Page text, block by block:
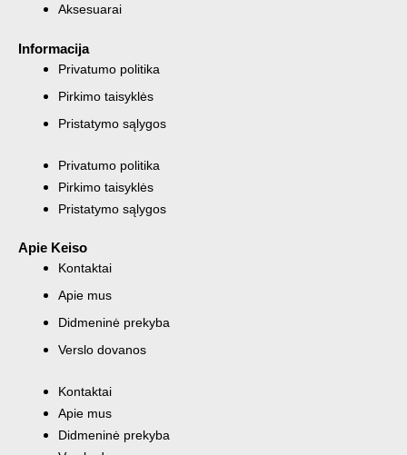
Aksesuarai
Informacija
Privatumo politika
Pirkimo taisyklės
Pristatymo sąlygos
Privatumo politika
Pirkimo taisyklės
Pristatymo sąlygos
Apie Keiso
Kontaktai
Apie mus
Didmeninė prekyba
Verslo dovanos
Kontaktai
Apie mus
Didmeninė prekyba